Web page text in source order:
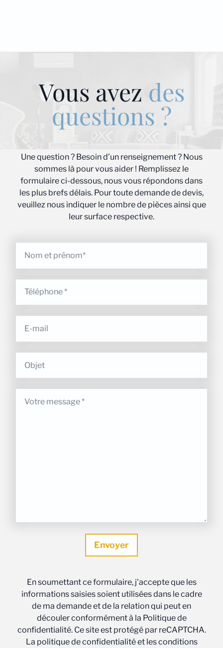
Vous avez des
questions ?
Une question ? Besoin d’un renseignement ? Nous
sommes là pour vous aider ! Remplissez le
formulaire ci-dessous, nous vous répondons dans
les plus brefs délais. Pour toute demande de devis,
veuillez nous indiquer le nombre de pièces ainsi que
leur surface respective.
En soumettant ce formulaire, j'accepte que les
informations saisies soient utilisées dans le cadre
de ma demande et de la relation qui peut en
découler conformément à la Politique de
confidentialité. Ce site est protégé par reCAPTCHA.
La politique de confidentialité et les conditions